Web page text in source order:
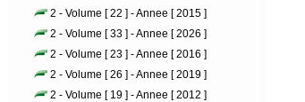
2 - Volume [ 22 ] - Annee [ 2015 ]
2 - Volume [ 33 ] - Annee [ 2026 ]
2 - Volume [ 23 ] - Annee [ 2016 ]
2 - Volume [ 26 ] - Annee [ 2019 ]
2 - Volume [ 19 ] - Annee [ 2012 ]